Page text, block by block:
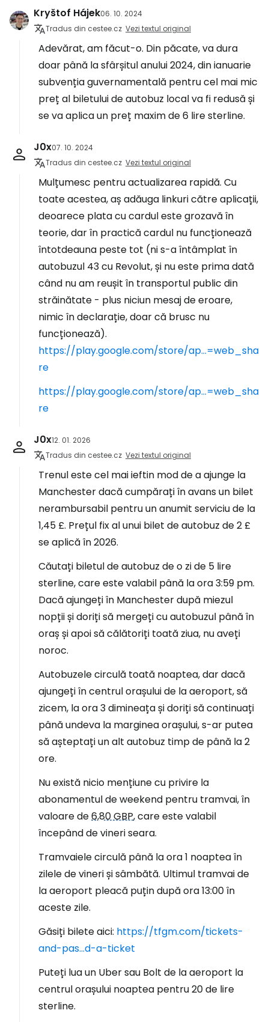
Kryštof Hájek06. 10. 2024
Tradus din cestee.cz Vezi textul original
Adevărat, am făcut-o. Din păcate, va dura
doar până la sfârșitul anului 2024, din ianuarie
subvenția guvernamentală pentru cel mai mic
preț al biletului de autobuz local va fi redusă și
se va aplica un preț maxim de 6 lire sterline.
J0x07. 10. 2024
Tradus din cestee.cz Vezi textul original
Mulțumesc pentru actualizarea rapidă. Cu
toate acestea, aș adăuga linkuri către aplicații,
deoarece plata cu cardul este grozavă în
teorie, dar în practică cardul nu funcționează
întotdeauna peste tot (ni s-a întâmplat în
autobuzul 43 cu Revolut, și nu este prima dată
când nu am reușit în transportul public din
străinătate - plus niciun mesaj de eroare,
nimic în declarație, doar că brusc nu
funcționează).
https://play.google.com/store/ap...=web_sha
re
https://play.google.com/store/ap...=web_sha
re
J0x12. 01. 2026
Tradus din cestee.cz Vezi textul original
Trenul este cel mai ieftin mod de a ajunge la
Manchester dacă cumpărați în avans un bilet
nerambursabil pentru un anumit serviciu de la
1,45 £. Prețul fix al unui bilet de autobuz de 2 £
se aplică în 2026.
Căutați biletul de autobuz de o zi de 5 lire
sterline, care este valabil până la ora 3:59 pm.
Dacă ajungeți în Manchester după miezul
nopții și doriți să mergeți cu autobuzul până în
oraș și apoi să călătoriți toată ziua, nu aveți
noroc.
Autobuzele circulă toată noaptea, dar dacă
ajungeți în centrul orașului de la aeroport, să
zicem, la ora 3 dimineața și doriți să continuați
până undeva la marginea orașului, s-ar putea
să așteptați un alt autobuz timp de până la 2
ore.
Nu există nicio mențiune cu privire la
abonamentul de weekend pentru tramvai, în
valoare de6,80 GBP, care este valabil
începând de vineri seara.
Tramvaiele circulă până la ora 1 noaptea în
zilele de vineri și sâmbătă. Ultimul tramvai de
la aeroport pleacă puțin după ora 13:00 în
aceste zile.
Găsiți bilete aici: https://tfgm.com/tickets-
and-pas...d-a-ticket
Puteți lua un Uber sau Bolt de la aeroport la
centrul orașului noaptea pentru 20 de lire
sterline.